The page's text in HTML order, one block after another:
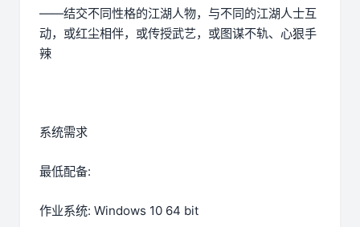
——结交不同性格的江湖人物，与不同的江湖人士互
动，或红尘相伴，或传授武艺，或图谋不轨、心狠手
辣
系统需求
最低配备:
作业系统: Windows 10 64 bit